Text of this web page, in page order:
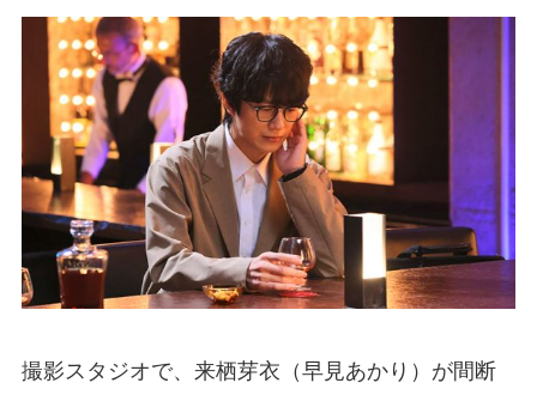
撮影スタジオで、来栖芽衣（早見あかり）が間断